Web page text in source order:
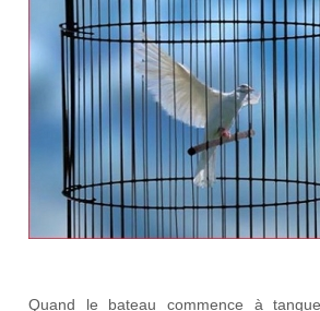
Quand le bateau commence à